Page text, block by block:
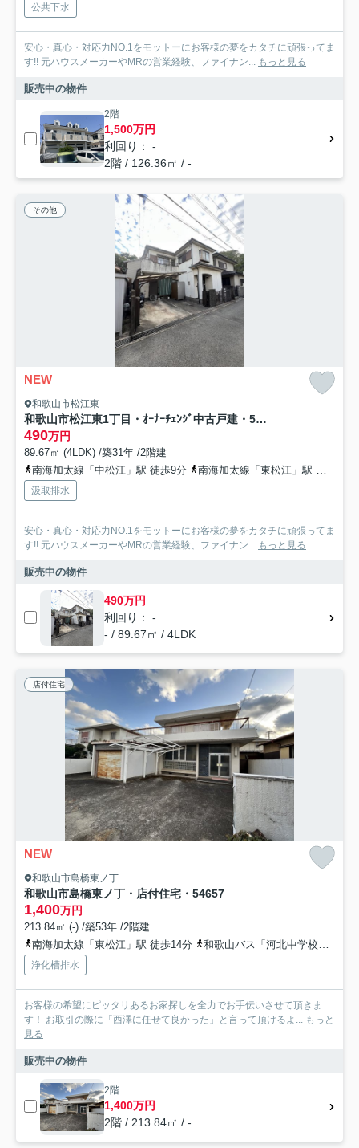
公共下水
安心・真心・対応力NO.1をモットーにお客様の夢をカタチに頑張ってま
す!! 元ハウスメーカーやMRの営業経験、ファイナン...
もっと見る
販売中の物件
2階
1,500万円
利回り： -
2階 / 126.36㎡ / -
その他
NEW
和歌山市松江東
和歌山市松江東1丁目・ｵｰﾅｰﾁｪﾝｼﾞ中古戸建・54532
490万円
89.67㎡ (4LDK) /築31年 /2階建
南海加太線「中松江」駅 徒歩9分
南海加太線「東松江」駅 徒歩14分
汲取排水
安心・真心・対応力NO.1をモットーにお客様の夢をカタチに頑張ってま
す!! 元ハウスメーカーやMRの営業経験、ファイナン... もっと見る
販売中の物件
490万円
利回り： -
- / 89.67㎡ / 4LDK
店付住宅
NEW
和歌山市島橋東ノ丁
和歌山市島橋東ノ丁・店付住宅・54657
1,400万円
213.84㎡ (-) /築53年 /2階建
南海加太線「東松江」駅 徒歩14分
和歌山バス「河北中学校前」バス停下車 徒歩4分
浄化槽排水
お客様の希望にピッタリあるお家探しを全力でお手伝いさせて頂きま
す！ お取引の際に「西澤に任せて良かった」と言って頂けるよ... もっと
見る
販売中の物件
2階
1,400万円
2階 / 213.84㎡ / -